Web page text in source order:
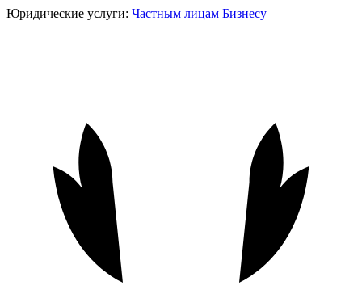
Юридические услуги: Частным лицам Бизнесу